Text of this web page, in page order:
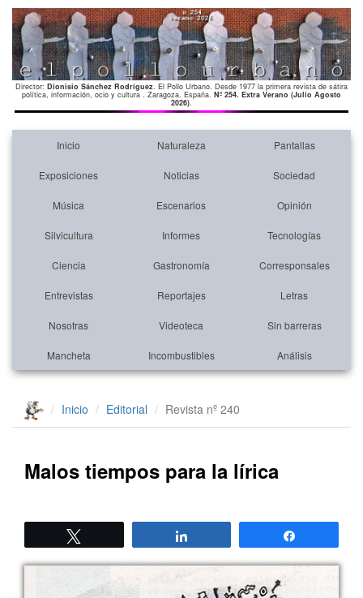
Director: Dionisio Sánchez Rodríguez. El Pollo Urbano. Desde 1977 la primera revista de sátira
política, información, ocio y cultura . Zaragoza. España. Nº 254. Extra Verano (Julio Agosto
2026).
Inicio Naturaleza Pantallas
Exposiciones Noticias Sociedad
Música Escenarios Opinión
Silvicultura Informes Tecnologías
Ciencia Gastronomía Corresponsales
Entrevistas Reportajes Letras
Nosotras Videoteca Sin barreras
Mancheta Incombustibles Análisis
Inicio Editorial Revista nº 240
Malos tiempos para la lírica